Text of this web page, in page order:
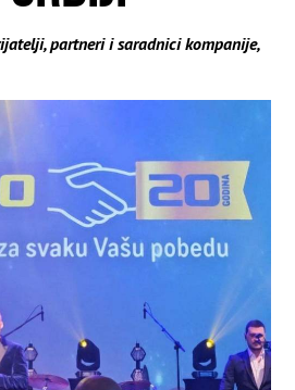
partneri i saradnici kompanije,